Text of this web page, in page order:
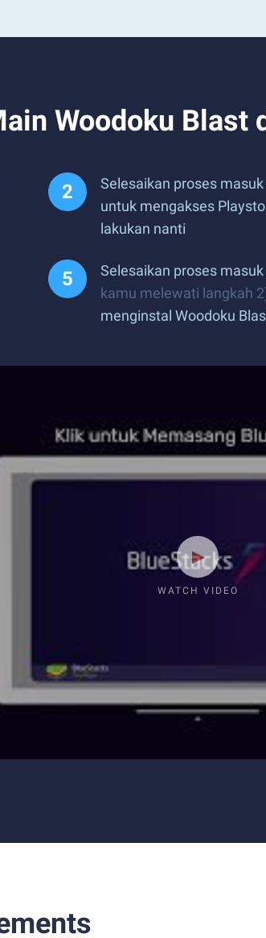
Woodoku Blast
Selesaikan proses masuk
untuk mengakses
lakukan nanti
Selesaikan proses masuk
kamu melewati langkah
menginstal Woodoku
WATCH VIDEO